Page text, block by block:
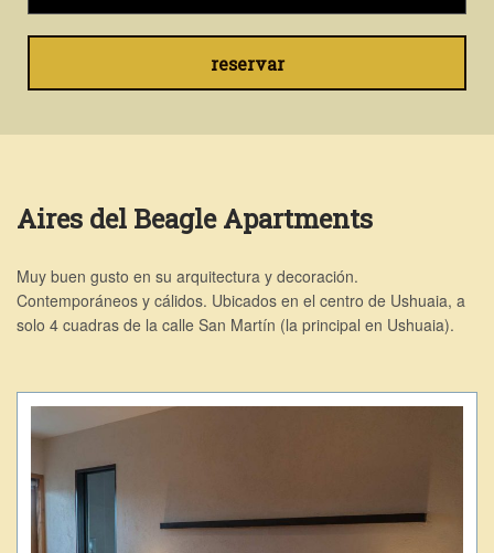
reservar
Aires del Beagle Apartments
Muy buen gusto en su arquitectura y decoración.
Contemporáneos y cálidos. Ubicados en el centro de Ushuaia, a
solo 4 cuadras de la calle San Martín (la principal en Ushuaia).